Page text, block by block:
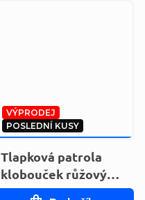
VÝPRODEJ
POSLEDNÍ KUSY
Tlapková patrola
klobouček růžový
PAW37-0072